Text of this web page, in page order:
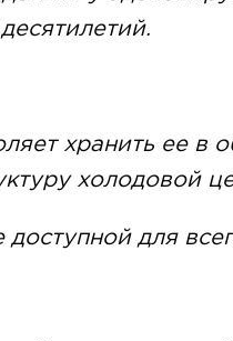
хранить ее в
холодовой
доступной для